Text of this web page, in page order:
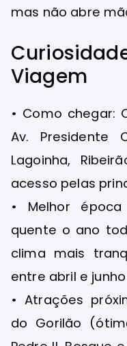
mas não abre
Viagem
• Como chegar:
Av. Presidente
Lagoinha,
acesso pelas
• Melhor
quente o ano
clima mais
entre abril e
• Atrações
do Gorilão